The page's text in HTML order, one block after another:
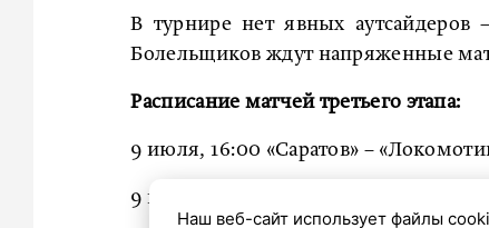
В турнире нет явных аутсайдеров
Болельщиков ждут напряженные
Расписание матчей третьего этапа:
9 июля, 16:00 «Саратов» –
9 июля, 17:30 ЦСКА – Сб. Санкт-
Наш веб-сайт использует файлы